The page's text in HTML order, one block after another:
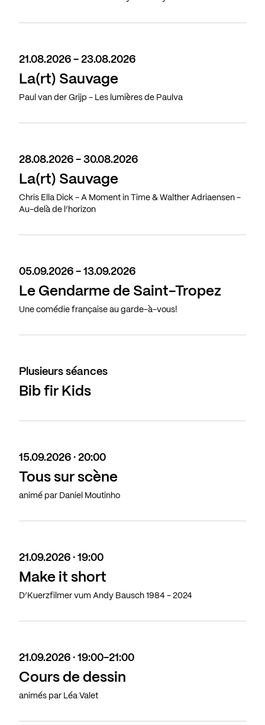
21.08.2026 - 23.08.2026
La(rt) Sauvage
Paul van der Grijp - Les lumières de Paulva
28.08.2026 - 30.08.2026
La(rt) Sauvage
Chris Ella Dick - A Moment in Time & Walther Adriaensen -
Au-delà de l’horizon
05.09.2026 - 13.09.2026
Le Gendarme de Saint-Tropez
Une comédie française au garde-à-vous!
Plusieurs séances
Bib fir Kids
15.09.2026 · 20:00
Tous sur scène
animé par Daniel Moutinho
21.09.2026 · 19:00
Make it short
D’Kuerzfilmer vum Andy Bausch 1984 - 2024
21.09.2026 · 19:00-21:00
Cours de dessin
animés par Léa Valet